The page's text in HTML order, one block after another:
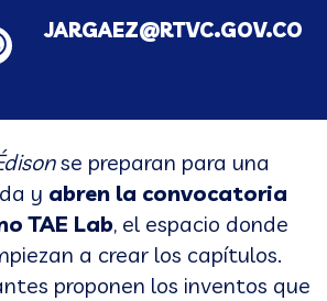
JARGAEZ@RTVC.GOV.CO
se preparan para una
y abren la convocatoria
TAE Lab, el espacio donde
a crear los capítulos.
proponen los inventos que